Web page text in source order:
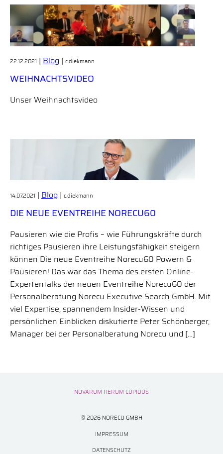
22.12.2021 | Blog | c.diekmann
WEIHNACHTSVIDEO
Unser Weihnachtsvideo
14.07.2021 | Blog | c.diekmann
DIE NEUE EVENTREIHE NORECU60
Pausieren wie die Profis – wie Führungskräfte durch
richtiges Pausieren ihre Leistungsfähigkeit steigern
können Die neue Eventreihe Norecu60 Powern &
Pausieren! Das war das Thema des ersten Online-
Expertentalks der neuen Eventreihe Norecu60 der
Personalberatung Norecu Executive Search GmbH. Mit
viel Expertise, spannendem Insider-Wissen und
persönlichen Einblicken diskutierte Peter Schönberger,
Manager bei der Personalberatung Norecu und […]
NOVARUM RERUM CUPIDUS
© 2026 NORECU GMBH
IMPRESSUM
DATENSCHUTZ